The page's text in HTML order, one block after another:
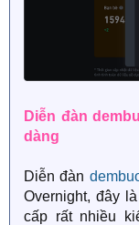
Diễn đàn
dàng
Diễn đàn
Overnight, đây
cấp rất nhiều